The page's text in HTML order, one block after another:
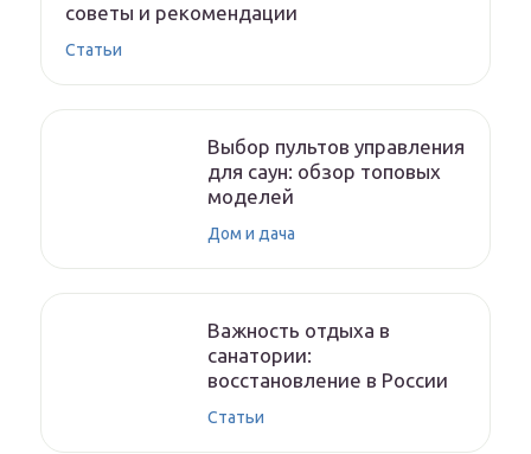
советы и рекомендации
Статьи
Выбор пультов управления
для саун: обзор топовых
моделей
Дом и дача
Важность отдыха в
санатории:
восстановление в России
Статьи